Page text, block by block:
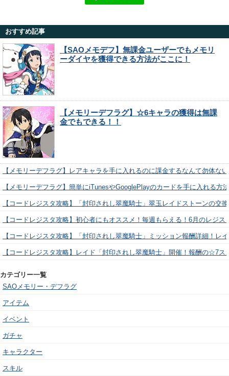
おすすめ記事
【SAOメモデフ】無課金ユーザーでもメモリ
ーダイヤを獲得できる方法がここに！
【メモリーデフラグ】☆6キャラの獲得は無課
金でもできる！！
【メモリーデフラグ】レアキャラを手に入れるのに課金するなんて勿体な
【メモリーデフラグ】簡単にiTunesやGooglePlayのカードを手に入れる方
【コードレジスタ攻略】「封印されし翠魔騎士」翠玉レイドストーンの交
【コードレジスタ攻略】初心者にもオススメ！毎週もらえる！6月のレジ
【コードレジスタ攻略】「封印されし翠魔騎士」ミッション報酬詳細！レ
【コードレジスタ攻略】レイド「封印されし翠魔騎士」開催！報酬の☆7
カテゴリー一覧
SAOメモリー・デフラグ
アイテム
イベント
ガチャ
キャラクター
スキル